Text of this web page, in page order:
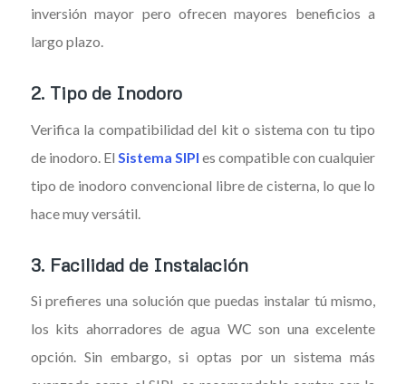
inversión mayor pero ofrecen mayores beneficios a
largo plazo.
2. Tipo de Inodoro
Verifica la compatibilidad del kit o sistema con tu tipo
de inodoro. El Sistema SIPI es compatible con cualquier
tipo de inodoro convencional libre de cisterna, lo que lo
hace muy versátil.
3. Facilidad de Instalación
Si prefieres una solución que puedas instalar tú mismo,
los kits ahorradores de agua WC son una excelente
opción. Sin embargo, si optas por un sistema más